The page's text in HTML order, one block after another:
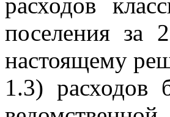
расходов
поселения
настоящему
1.3) расходов